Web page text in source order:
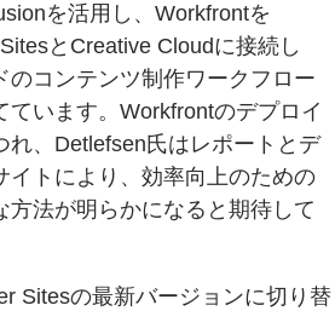
を活用し、Workfrontを
とCreative Cloudに接続し
のコンテンツ制作ワークフロー
ています。Workfrontのデプロイ
れ、Detlefsen氏はレポートとデ
イトにより、効率向上のための
方法が明らかになると期待して
Sitesの最新バージョンに切り替